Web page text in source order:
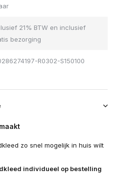
21% BTW en inclusief
bezorging
R0302-S150100
zo snel mogelijk in huis wilt
individueel op bestelling